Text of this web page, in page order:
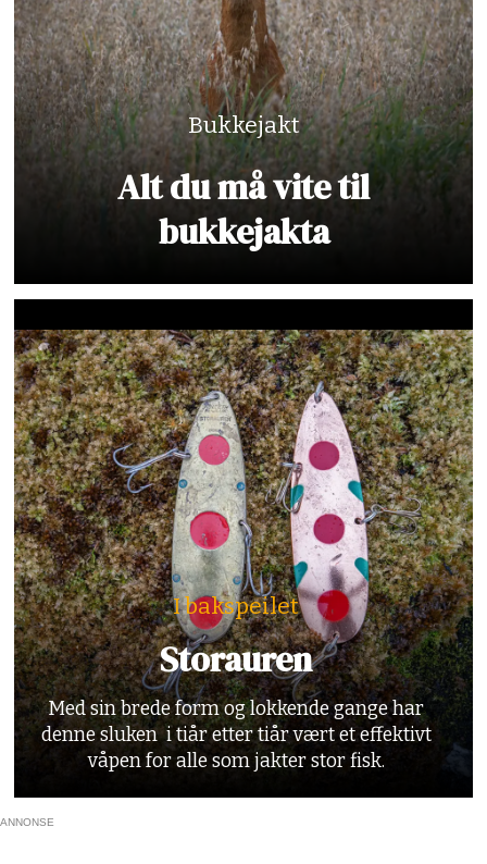
Bukkejakt
Alt du må vite til
bukkejakta
I bakspeilet
Storauren
Med sin brede form og lokkende gange har
denne sluken i tiår etter tiår vært et effektivt
våpen for alle som jakter stor fisk.
ANNONSE